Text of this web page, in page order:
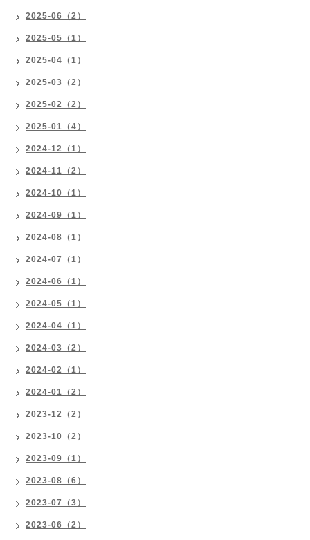
2025-06（2）
2025-05（1）
2025-04（1）
2025-03（2）
2025-02（2）
2025-01（4）
2024-12（1）
2024-11（2）
2024-10（1）
2024-09（1）
2024-08（1）
2024-07（1）
2024-06（1）
2024-05（1）
2024-04（1）
2024-03（2）
2024-02（1）
2024-01（2）
2023-12（2）
2023-10（2）
2023-09（1）
2023-08（6）
2023-07（3）
2023-06（2）